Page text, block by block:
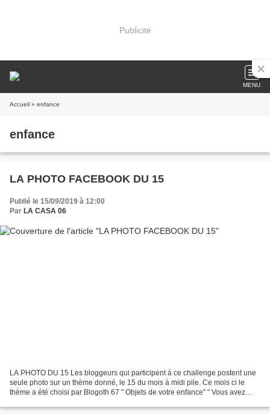
Publicité
MENU
Accueil » enfance
enfance
LA PHOTO FACEBOOK DU 15
Publié le 15/09/2019 à 12:00
Par LA CASA 06
LA PHOTO DU 15 Les bloggeurs qui participent à ce challenge postent une
seule photo sur un thème donné, le 15 du mois à midi pile. Ce mois ci le
thème a été choisi par Blogoth 67 " Objets de votre enfance" " Vous avez